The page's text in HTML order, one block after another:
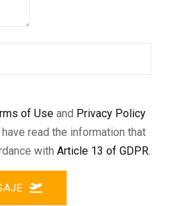
of Use and Privacy Policy
read the information that
with Article 13 of GDPR.